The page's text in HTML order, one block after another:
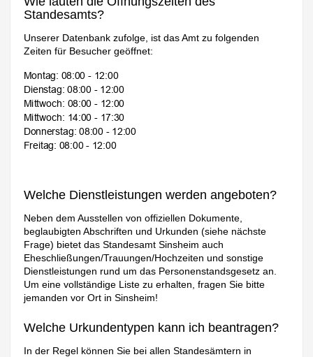
Standesamts?
Unserer Datenbank zufolge, ist das Amt zu folgenden
Zeiten für Besucher geöffnet:
Welche Dienstleistungen werden angeboten?
Neben dem Ausstellen von offiziellen Dokumente,
beglaubigten Abschriften und Urkunden (siehe nächste
Frage) bietet das Standesamt Sinsheim auch
Eheschließungen/Trauungen/Hochzeiten und sonstige
Dienstleistungen rund um das Personenstandsgesetz an.
Um eine vollständige Liste zu erhalten, fragen Sie bitte
jemanden vor Ort in Sinsheim!
Welche Urkundentypen kann ich beantragen?
In der Regel können Sie bei allen Standesämtern in